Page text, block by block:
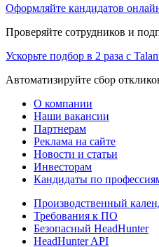
Оформляйте кандидатов
Проверяйте сотрудников и
Ускорьте подбор в 2 раза с
Автоматизируйте сбор
О компании
Наши вакансии
Партнерам
Реклама на сайте
Новости и статьи
Инвесторам
Кандидаты по
Производственный
Требования к ПО
Безопасный HeadHunter
HeadHunter API